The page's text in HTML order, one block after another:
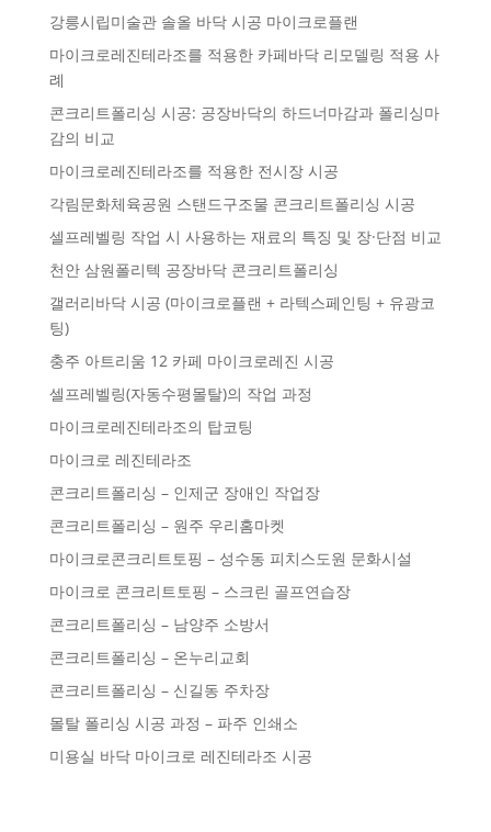
강릉시립미술관 솔올 바닥 시공 마이크로플랜
마이크로레진테라조를 적용한 카페바닥 리모델링 적용 사
례
콘크리트폴리싱 시공: 공장바닥의 하드너마감과 폴리싱마
감의 비교
마이크로레진테라조를 적용한 전시장 시공
각림문화체육공원 스탠드구조물 콘크리트폴리싱 시공
셀프레벨링 작업 시 사용하는 재료의 특징 및 장·단점 비교
천안 삼원폴리텍 공장바닥 콘크리트폴리싱
갤러리바닥 시공 (마이크로플랜 + 라텍스페인팅 + 유광코
팅)
충주 아트리움 12 카페 마이크로레진 시공
셀프레벨링(자동수평몰탈)의 작업 과정
마이크로레진테라조의 탑코팅
마이크로 레진테라조
콘크리트폴리싱 – 인제군 장애인 작업장
콘크리트폴리싱 – 원주 우리홈마켓
마이크로콘크리트토핑 – 성수동 피치스도원 문화시설
마이크로 콘크리트토핑 – 스크린 골프연습장
콘크리트폴리싱 – 남양주 소방서
콘크리트폴리싱 – 온누리교회
콘크리트폴리싱 – 신길동 주차장
몰탈 폴리싱 시공 과정 – 파주 인쇄소
미용실 바닥 마이크로 레진테라조 시공